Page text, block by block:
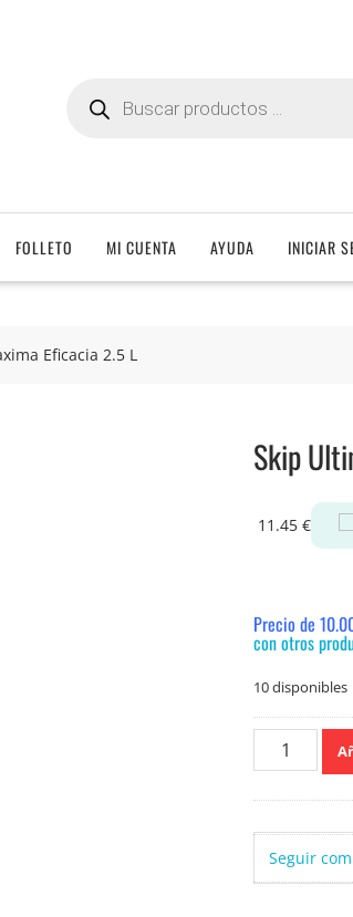
productos
FOLLETO MI CUENTA AYUDA INICIAR
Eficacia 2.5 L
Skip
11.45 €
Precio de
con otros
10 disponibles
Ultimate
Eficacia
2.5
L
Seguir